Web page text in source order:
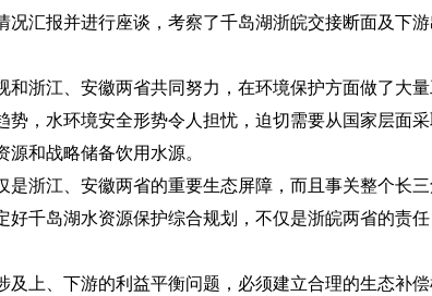
况汇报并进行座谈，考察了千岛湖浙皖交接断面及下
和浙江、安徽两省共同努力，在环境保护方面做了大
势，水环境安全形势令人担忧，迫切需要从国家层面
和战略储备饮用水源。
是浙江、安徽两省的重要生态屏障，而且事关整个长
千岛湖水资源保护综合规划，不仅是浙皖两省的责任
及上、下游的利益平衡问题，必须建立合理的生态补